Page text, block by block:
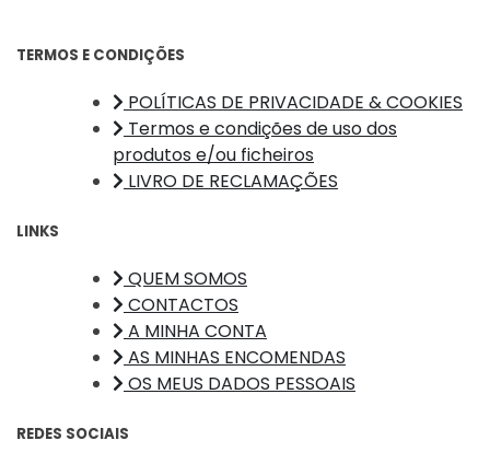
TERMOS E CONDIÇÕES
POLÍTICAS DE PRIVACIDADE & COOKIES
Termos e condições de uso dos
produtos e/ou ficheiros
LIVRO DE RECLAMAÇÕES
LINKS
QUEM SOMOS
CONTACTOS
A MINHA CONTA
AS MINHAS ENCOMENDAS
OS MEUS DADOS PESSOAIS
REDES SOCIAIS